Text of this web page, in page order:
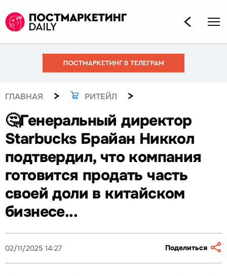
ГЛАВНАЯ > РИТЕЙЛ >
🤔Генеральный директор
Starbucks Брайан Никкол
подтвердил, что компания
готовится продать часть
своей доли в китайском
бизнесе...
02/11/2025 14:27 Поделиться